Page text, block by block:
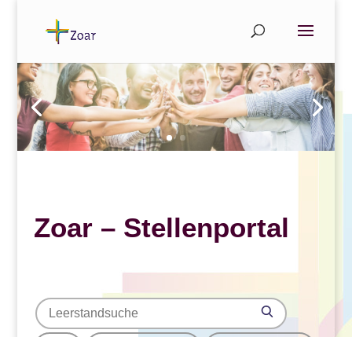
Zoar – Stellenportal
Search
for
Search